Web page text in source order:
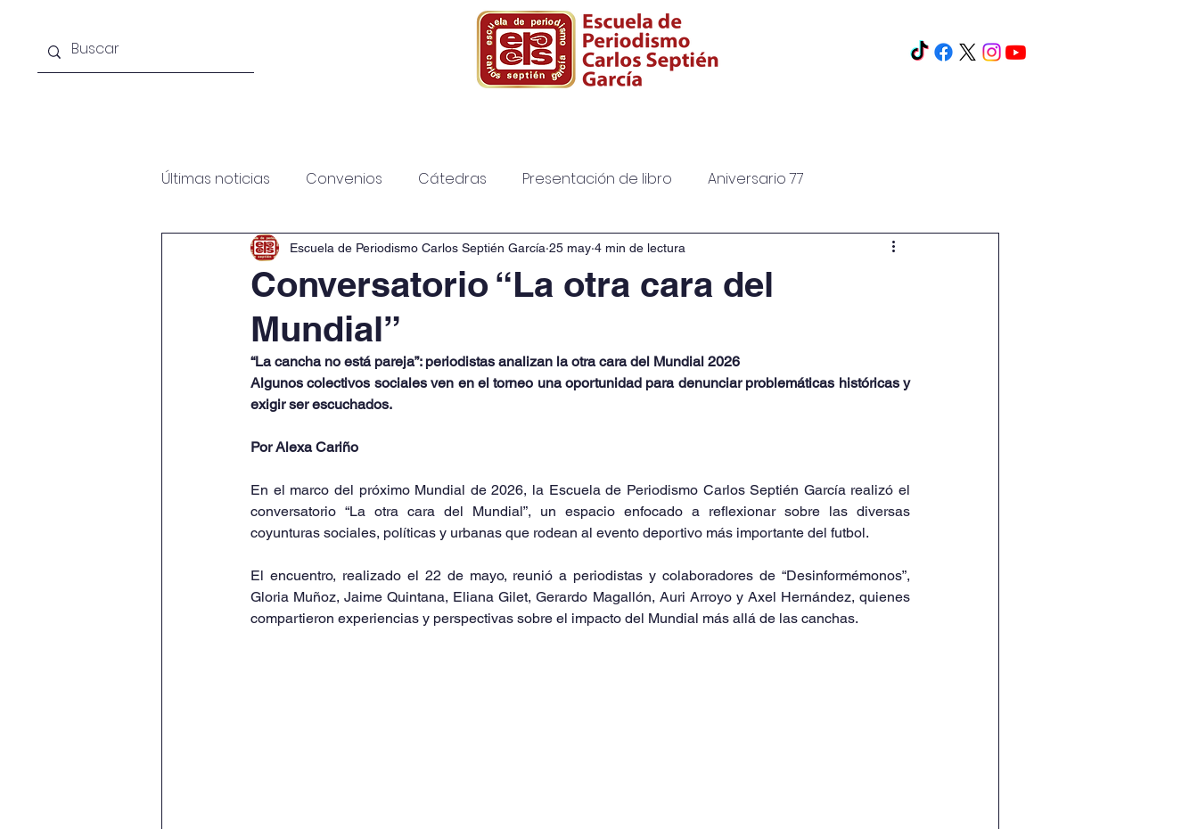
Últimas noticias Convenios Cátedras Presentación de libro Aniversario 77
Conversatorio “La otra cara del
Mundial”
Escuela de Periodismo Carlos Septién García 25 may 4 min de lectura
“La cancha no está pareja”: periodistas analizan la otra cara del Mundial 2026
Algunos colectivos sociales ven en el torneo una oportunidad para denunciar problemáticas históricas y
exigir ser escuchados.
Por Alexa Cariño
En el marco del próximo Mundial de 2026, la Escuela de Periodismo Carlos Septién García realizó el
conversatorio “La otra cara del Mundial”, un espacio enfocado a reflexionar sobre las diversas
coyunturas sociales, políticas y urbanas que rodean al evento deportivo más importante del futbol.
El encuentro, realizado el 22 de mayo, reunió a periodistas y colaboradores de “Desinformémonos”,
Gloria Muñoz, Jaime Quintana, Eliana Gilet, Gerardo Magallón, Auri Arroyo y Axel Hernández, quienes
compartieron experiencias y perspectivas sobre el impacto del Mundial más allá de las canchas.